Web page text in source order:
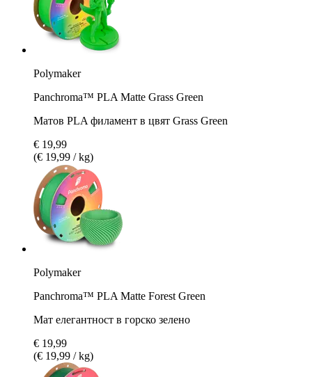
Polymaker
Panchroma™ PLA Matte Grass Green
Матов PLA филамент в цвят Grass Green
€ 19,99
(€ 19,99 / kg)
Polymaker
Panchroma™ PLA Matte Forest Green
Мат елегантност в горско зелено
€ 19,99
(€ 19,99 / kg)